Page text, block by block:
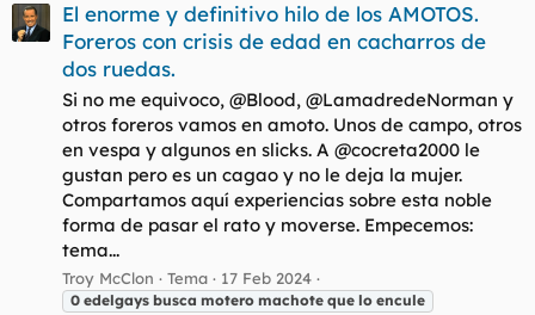
El enorme y definitivo hilo de los AMOTOS.
Foreros con crisis de edad en cacharros de
dos ruedas.
Si no me equivoco, @Blood, @LamadredeNorman y
otros foreros vamos en amoto. Unos de campo, otros
en vespa y algunos en slicks. A @cocreta2000 le
gustan pero es un cagao y no le deja la mujer.
Compartamos aquí experiencias sobre esta noble
forma de pasar el rato y moverse. Empecemos:
tema...
Troy McClon Tema 17 Feb 2024
0 edelgays busca motero machote que lo encule